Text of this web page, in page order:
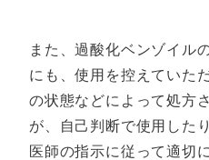
また、過酸化ベンゾイル
にも、使用を控えていた
の状態などによって処方
が、自己判断で使用した
医師の指示に従って適切